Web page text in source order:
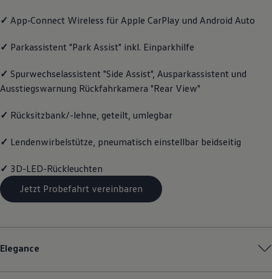
✓ App‑Connect Wireless für Apple CarPlay und Android Auto
✓ Parkassistent "Park Assist" inkl. Einparkhilfe
✓ Spurwechselassistent "Side Assist", Ausparkassistent und
Ausstiegswarnung Rückfahrkamera "Rear View"
✓ Rücksitzbank/-lehne, geteilt, umlegbar
✓ Lendenwirbelstütze, pneumatisch einstellbar beidseitig
✓ 3D-LED-Rückleuchten
Jetzt Probefahrt vereinbaren
Elegance